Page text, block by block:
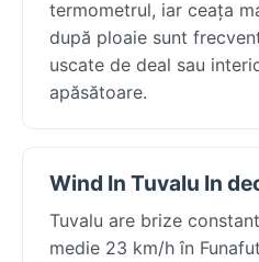
termometrul, iar ceața
după ploaie sunt
uscate de deal sau
apăsătoare.
Wind In Tuvalu In
Tuvalu are brize
medie 23 km/h în